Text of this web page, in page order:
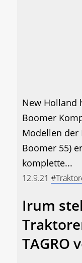
New Holland
Boomer
Modellen der
Boomer 55)
komplette...
12.9.21
Irum
TAGRO